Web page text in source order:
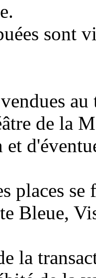
sont
de la
et
places
Bleue,
la